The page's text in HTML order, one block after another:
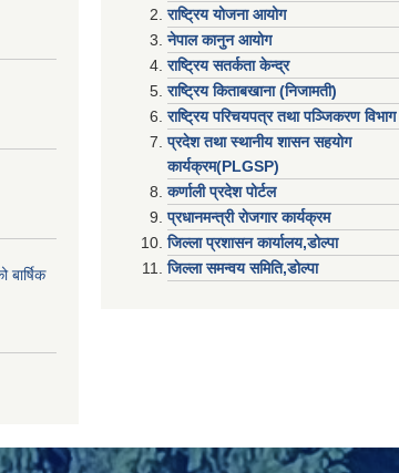
राष्ट्रिय योजना आयोग
नेपाल कानुन आयोग
राष्ट्रिय सतर्कता केन्द्र
राष्ट्रिय किताबखाना (निजामती)
राष्ट्रिय परिचयपत्र तथा पञ्जिकरण विभाग
प्रदेश तथा स्थानीय शासन सहयाेग
कार्यक्रम(PLGSP)
कर्णाली प्रदेश पोर्टल
प्रधानमन्त्री राेजगार कार्यक्रम
जिल्ला प्रशासन कार्यालय,डोल्पा
जिल्ला समन्वय समिति,डोल्प